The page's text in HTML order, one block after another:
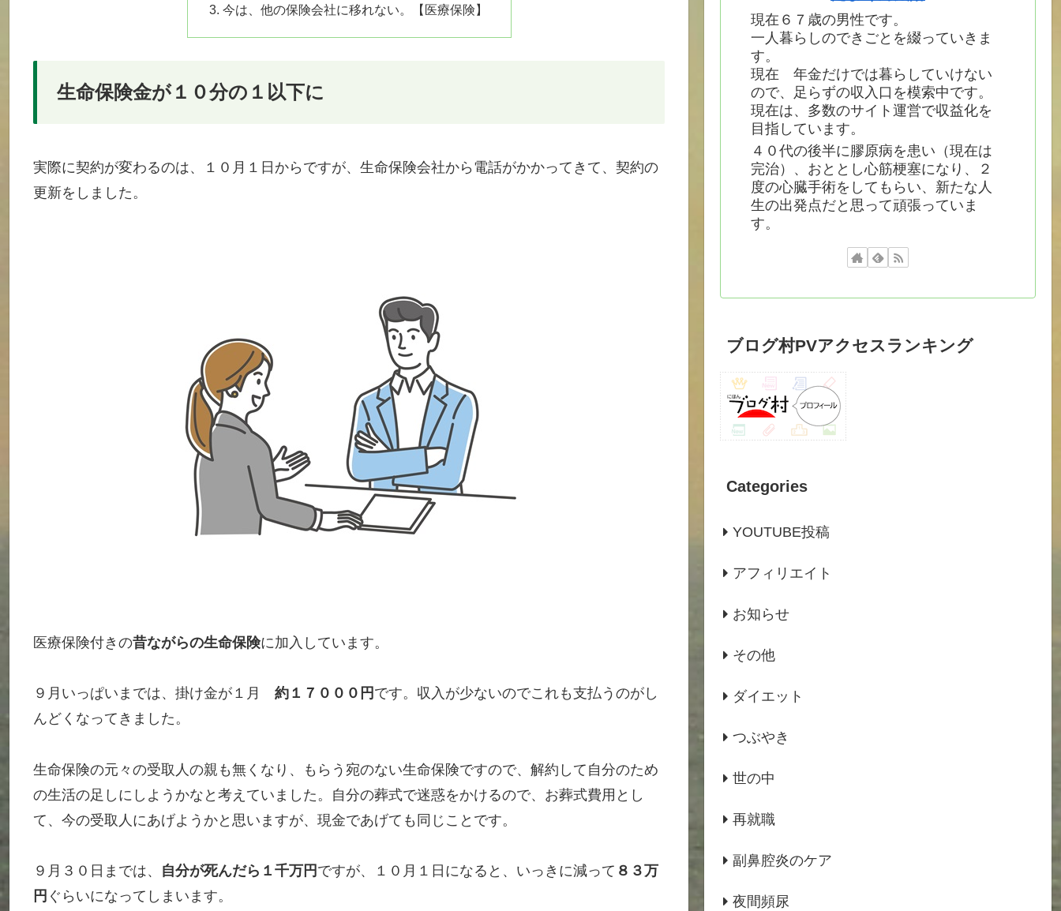
今は、他の保険会社に移れない。【医療保険】
生命保険金が１０分の１以下に
実際に契約が変わるのは、１０月１日からですが、生命保険会社から電話がかかってきて、契約の
更新をしました。
医療保険付きの昔ながらの生命保険に加入しています。
９月いっぱいまでは、掛け金が１月 約１７０００円 です。収入が少ないのでこれも支払うのがし
んどくなってきました。
生命保険の元々の受取人の親も無くなり、もらう宛のない生命保険ですので、解約して自分のため
の生活の足しにしようかなと考えていました。自分の葬式で迷惑をかけるので、お葬式費用とし
て、今の受取人にあげようかと思いますが、現金であげても同じことです。
９月３０日までは、 自分が死んだら１千万円 ですが、１０月１日になると、いっきに減って ８３万
円 ぐらいになってしまいます。
現在６７歳の男性です。
一人暮らしのできごとを綴っていきま
す。
現在 年金だけでは暮らしていけない
ので、足らずの収入口を模索中です。
現在は、多数のサイト運営で収益化を
目指しています。
４０代の後半に膠原病を患い（現在は
完治）、おととし心筋梗塞になり、２
度の心臓手術をしてもらい、新たな人
生の出発点だと思って頑張っていま
す。
ブログ村PVアクセスランキング
Categories
YOUTUBE投稿
アフィリエイト
お知らせ
その他
ダイエット
つぶやき
世の中
再就職
副鼻腔炎のケア
夜間頻尿